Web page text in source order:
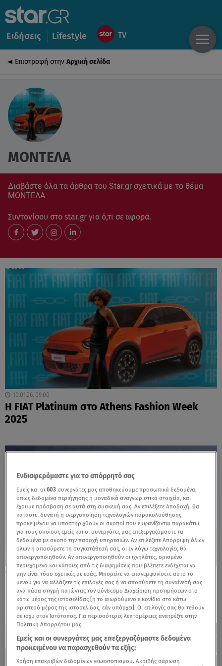
Ειδήσεις Lifestyle
Επιστροφή στην Αρχική σελίδα
ΜΟΝΤΕΛΑ
Διαβάστε όλα τα άρθρα του Star.gr σχετικά με το θέμα
ΜΟΝΤΕΛΑ
Συντονίσου στο star.gr για ό,τι σε αφορά.
10.01.26, 09:00
Η FIAT Platinum στο Athens Fashion Week
2025
31.10.25, 11:24
Honda: Πρωταγωνιστεί στο Japan Mobility
Show 2025
Ενδιαφερόμαστε για το απόρρητό σας
Εμείς και οι603 συνεργάτες μας αποθηκεύουμε προσωπικά δεδομένα,
όπως δεδομένα περιήγησης ή μοναδικά αναγνωριστικά στοιχεία, και
έχουμε πρόσβαση σε αυτά στη συσκευή σας. Αν επιλέξετε Αποδοχή, θα
καταστεί δυνατή η ενεργοποίηση τεχνολογιών παρακολούθησης
προκειμένου να υποστηριχθούν οι σκοποί που εμφανίζονται παρακάτω,
για τους οποίους εμείς και οι συνεργάτες μας επεξεργαζόμαστε τα
δεδομένα με σκοπό την παροχή υπηρεσιών. Αν επιλέξετε Απόρριψη όλων
όλων ή αποσύρετε τη συγκατάθεσή σας, οι εν λόγω τεχνολογίες θα
απενεργοποιηθούν. Αν απενεργοποιηθούν οι ιχνηλάτες, ορισμένο
περιεχόμενο και κάποιες από τις διαφημίσεις που βλέπετε ενδέχεται να
μην είναι τόσο σχετικές με εσάς. Μπορείτε να επανεμφανίσετε αυτό το
μενού για να αλλάξετε τις επιλογές σας ή να αποσύρετε τη συναίνεσή σας
ανά πάσα στιγμή πατώντας τον σύνδεσμο Διαχείριση προτιμήσεων στο
κάτω μέρος της ιστοσελίδας [ή το αιωρούμενο εικονίδιο στο κάτω
αριστερό μέρος της ιστοσελίδας, εάν υπάρχει]. Οι επιλογές σας θα τεθούν
σε ισχύ στον Ιστότοπος. Για περισσότερες λεπτομέρειες ανατρέξτε στην
Πολιτική Απορρήτου μας.
Εμείς και οι συνεργάτες μας επεξεργαζόμαστε δεδομένα
προκειμένου να παρασχεθούν τα εξής:
Χρήση επακριβών δεδομένων γεωεντοπισμού. Ακριβής σάρωση